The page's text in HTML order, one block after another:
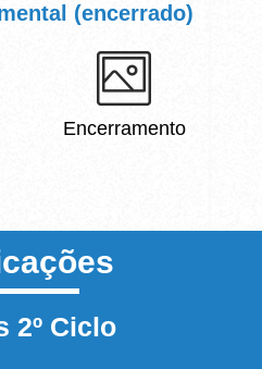
(encerrado)
Encerramento
2º Ciclo